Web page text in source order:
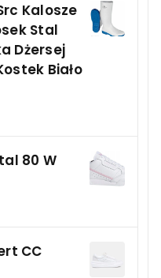
Kalosze
Stal
Dżersej
Biało
80 W
CC